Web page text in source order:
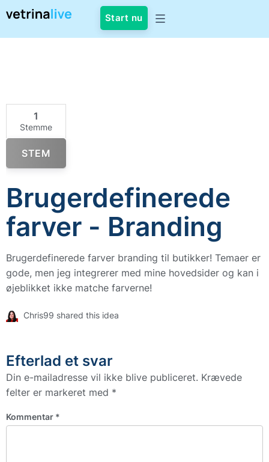
Start nu
1
Stemme
STEM
Brugerdefinerede
farver - Branding
Brugerdefinerede farver branding til butikker! Temaer er
gode, men jeg integrerer med mine hovedsider og kan i
øjeblikket ikke matche farverne!
Chris99 shared this idea
Efterlad et svar
Din e-mailadresse vil ikke blive publiceret. Krævede
felter er markeret med *
Kommentar *